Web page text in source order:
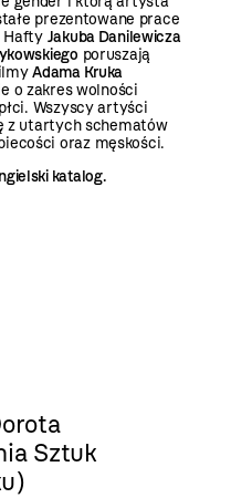
prezentowane prace
Hafty Jakuba Danilewicza
poruszają
Adama Kruka
o zakres wolności
Wszyscy artyści
z utartych schematów
oraz męskości.
katalog.
Sztuk